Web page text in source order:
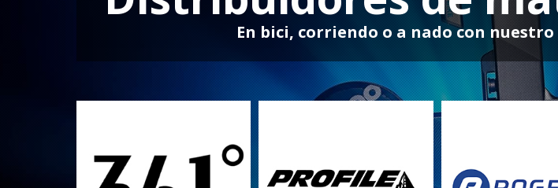
En bici, corriendo o a nado con